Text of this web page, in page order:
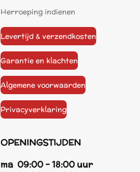
Herroeping indienen
Levertijd & verzendkosten
Garantie en klachten
Algemene voorwaarden
Privacyverklaring
OPENINGSTIJDEN
ma 09:00 - 18:00 uur